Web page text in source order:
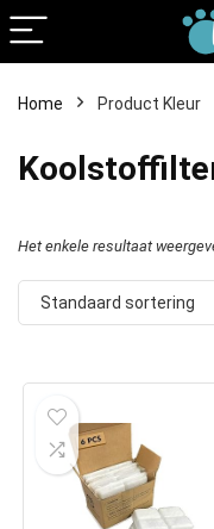
Home Product Kleur
Het enkele resultaat
Standaard sortering